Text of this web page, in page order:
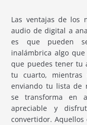
Las ventajas de los
audio de digital a
es que pueden
inalámbrica algo
que puedes tener tu
tu cuarto, mientras
enviando tu lista de
se transforma en
apreciable y
convertidor.